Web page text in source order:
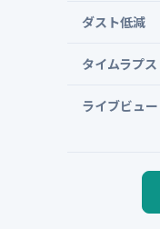
ダスト低減
タイムラプス
ライブビュー